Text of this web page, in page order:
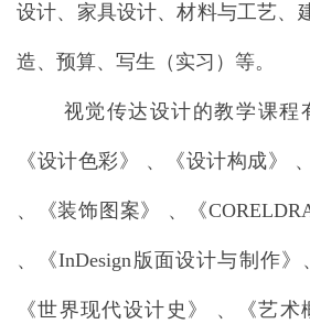
设计、家具设计、材料与工艺、
造、预算、写生（实习）等。
视觉传达设计的教学课程
《设计色彩》 、《设计构成》
、《装饰图案》 、《
、《InDesign版面设计与制作》
《世界现代设计史》 、《艺